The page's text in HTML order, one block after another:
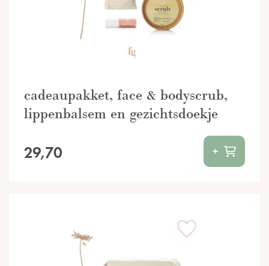
cadeaupakket, face & bodyscrub,
lippenbalsem en gezichtsdoekje
29,70 +